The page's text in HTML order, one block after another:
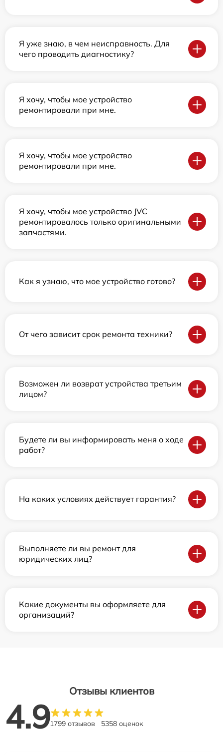
Я уже знаю, в чем неисправность. Для
чего проводить диагностику?
Я хочу, чтобы мое устройство
ремонтировали при мне.
Я хочу, чтобы мое устройство
ремонтировали при мне.
Я хочу, чтобы мое устройство JVC
ремонтировалось только оригинальными
запчастями.
Как я узнаю, что мое устройство готово?
От чего зависит срок ремонта техники?
Возможен ли возврат устройства третьим
лицом?
Будете ли вы информировать меня о ходе
работ?
На каких условиях действует гарантия?
Выполняете ли вы ремонт для
юридических лиц?
Какие документы вы оформляете для
организаций?
Отзывы клиентов
4.91799 отзывов 5358 оценок